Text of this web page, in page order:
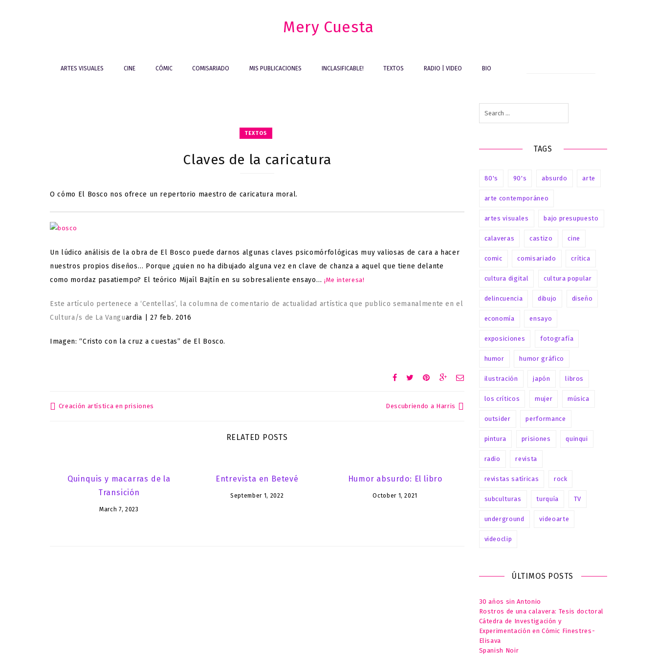
Mery Cuesta
ARTES VISUALES CINE CÓMIC COMISARIADO MIS PUBLICACIONES INCLASIFICABLE! TEXTOS RADIO | VIDEO BIO
TEXTOS
Claves de la caricatura
O cómo El Bosco nos ofrece un repertorio maestro de caricatura moral.
Un lúdico análisis de la obra de El Bosco puede darnos algunas claves psicomórfológicas muy valiosas de cara a hacer
nuestros propios diseños… Porque ¿quien no ha dibujado alguna vez en clave de chanza a aquel que tiene delante
como mordaz pasatiempo? El teórico Mijaíl Bajtín en su sobresaliente ensayo…¡Me interesa!
Este artículo pertenece a ‘Centellas’, la columna de comentario de actualidad artística que publico semanalmente en el
Cultura/s de La Vanguardia | 27 feb. 2016
Imagen: “Cristo con la cruz a cuestas” de El Bosco.
Post
Creación artística en prisiones Descubriendo a Harris
RELATED POSTS
Quinquis y macarras de la
Transición
March 7, 2023
Entrevista en Betevé
September 1, 2022
Humor absurdo: El libro
October 1, 2021
for:
TAGS
80's 90's absurdo arte
arte contemporáneo
artes visuales bajo presupuesto
calaveras castizo cine
comic comisariado crítica
cultura digital cultura popular
delincuencia dibujo diseño
economía ensayo
exposiciones fotografía
humor humor gráfico
ilustración japón libros
los críticos mujer música
outsider performance
pintura prisiones quinqui
radio revista
revistas satíricas rock
subculturas turquía TV
underground videoarte
videoclip
ÚLTIMOS POSTS
30 años sin Antonio
Rostros de una calavera: Tesis doctoral
Cátedra de Investigación y
Experimentación en Cómic Finestres-
Elisava
Spanish Noir